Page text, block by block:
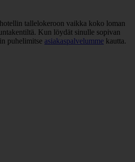
tallelokeroon vaikka koko loman
Kun löydät sinulle sopivan
puhelimitse asiakaspalvelumme kautta.